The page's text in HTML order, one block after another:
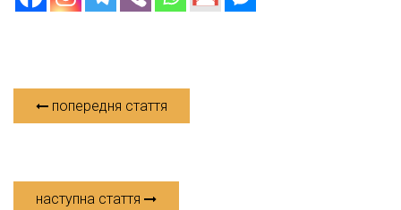
попередня стаття
наступна стаття